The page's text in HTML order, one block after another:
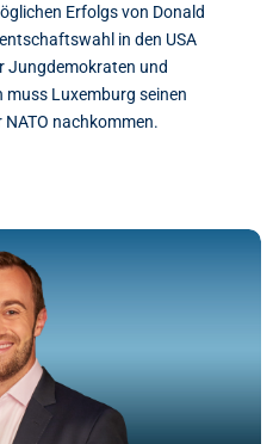
Erfolgs von Donald
in den USA
Jungdemokraten und
muss Luxemburg seinen
nachkommen.